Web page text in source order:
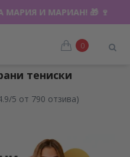
И МАРИАН! 🎁 🍷
0
тениски
5 от 790 отзива)